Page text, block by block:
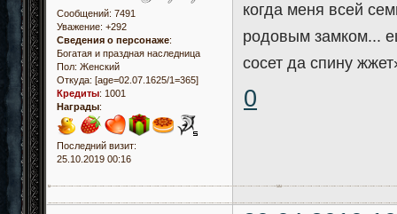
Сообщений: 7491
Уважение: +292
Сведения о персонаже:
Богатая и праздная наследница
Пол: Женский
Откуда: [age=02.07.1625/1=365]
Кредиты: 1001
Награды:
Последний визит:
25.10.2019 00:16
когда меня всей
родовым замком...
сосет да спину
0